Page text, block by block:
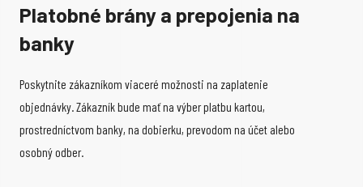
Platobné brány a prepojenia na
banky
Poskytnite zákazníkom viaceré možnosti na zaplatenie
objednávky. Zákazník bude mať na výber platbu kartou,
prostredníctvom banky, na dobierku, prevodom na účet alebo
osobný odber.